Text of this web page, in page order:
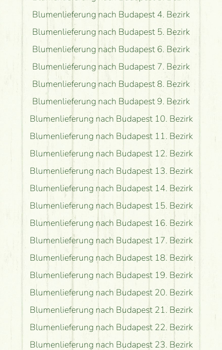
Blumenlieferung nach Budapest 4. Bezirk
Blumenlieferung nach Budapest 5. Bezirk
Blumenlieferung nach Budapest 6. Bezirk
Blumenlieferung nach Budapest 7. Bezirk
Blumenlieferung nach Budapest 8. Bezirk
Blumenlieferung nach Budapest 9. Bezirk
Blumenlieferung nach Budapest 10. Bezirk
Blumenlieferung nach Budapest 11. Bezirk
Blumenlieferung nach Budapest 12. Bezirk
Blumenlieferung nach Budapest 13. Bezirk
Blumenlieferung nach Budapest 14. Bezirk
Blumenlieferung nach Budapest 15. Bezirk
Blumenlieferung nach Budapest 16. Bezirk
Blumenlieferung nach Budapest 17. Bezirk
Blumenlieferung nach Budapest 18. Bezirk
Blumenlieferung nach Budapest 19. Bezirk
Blumenlieferung nach Budapest 20. Bezirk
Blumenlieferung nach Budapest 21. Bezirk
Blumenlieferung nach Budapest 22. Bezirk
Blumenlieferung nach Budapest 23. Bezirk